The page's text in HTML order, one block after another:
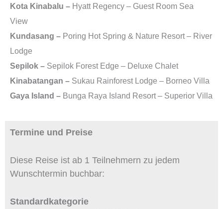
Kota Kinabalu – Hyatt Regency – Guest Room Sea
View
Kundasang – Poring Hot Spring & Nature Resort – River
Lodge
Sepilok – Sepilok Forest Edge – Deluxe Chalet
Kinabatangan – Sukau Rainforest Lodge – Borneo Villa
Gaya Island – Bunga Raya Island Resort – Superior Villa
Termine und Preise
Diese Reise ist ab 1 Teilnehmern zu jedem
Wunschtermin buchbar:
Standardkategorie